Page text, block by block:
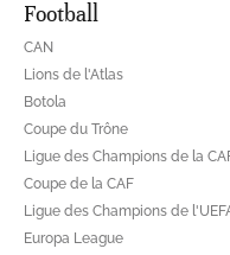
Football
CAN
Lions de l'Atlas
Botola
Coupe du Trône
Ligue des Champions de la
Coupe de la CAF
Ligue des Champions de
Europa League